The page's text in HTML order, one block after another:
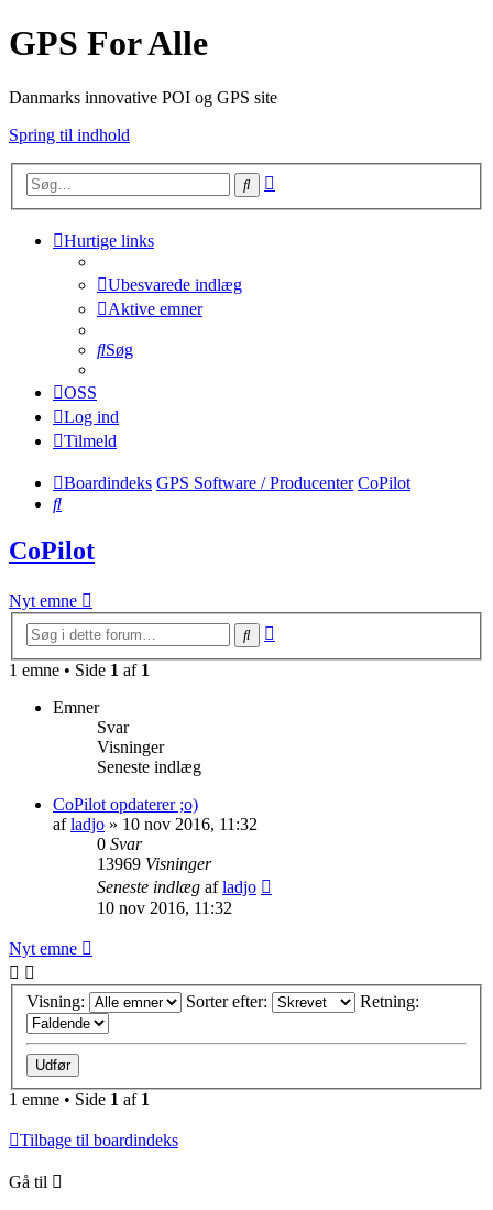
GPS For Alle
Danmarks innovative POI og GPS site
Spring til indhold
Søg
Hurtige links
Ubesvarede indlæg
Aktive emner
Søg
OSS
Log ind
Tilmeld
Boardindeks GPS Software / Producenter CoPilot
Søg
CoPilot
Nyt emne
Søg
1 emne • Side 1 af 1
Emner
Svar
Visninger
Seneste indlæg
CoPilot opdaterer ;o)
afladjo » 10 nov 2016, 11:32
0 Svar
13969 Visninger
Seneste indlæg afladjo
10 nov 2016, 11:32
Nyt emne
Visning: Sorter efter: Retning:
1 emne • Side 1 af 1
Tilbage til boardindeks
Gå til